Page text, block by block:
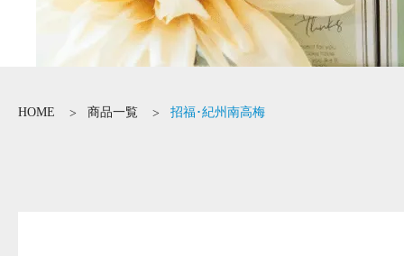
HOME 商品一覧 招福･紀州南高梅